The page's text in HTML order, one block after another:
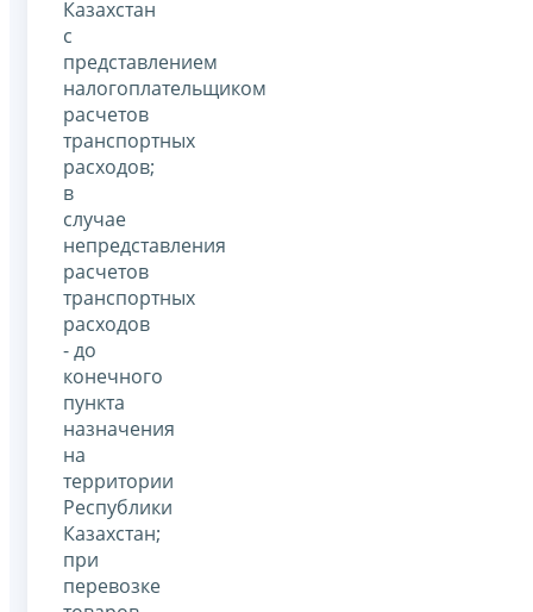
Казахстан
с
представлением
налогоплательщиком
расчетов
транспортных
расходов;
в
случае
непредставления
расчетов
транспортных
расходов
- до
конечного
пункта
назначения
на
территории
Республики
Казахстан;
при
перевозке